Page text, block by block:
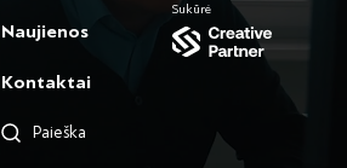
Naujienos
Kontaktai
Paieška
Sukūrė